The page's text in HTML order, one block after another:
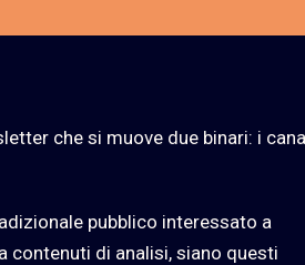
che si muove due binari: i
pubblico interessato a
contenuti di analisi, siano questi